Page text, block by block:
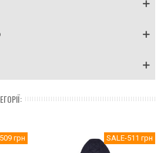
грн SALE-511 грн